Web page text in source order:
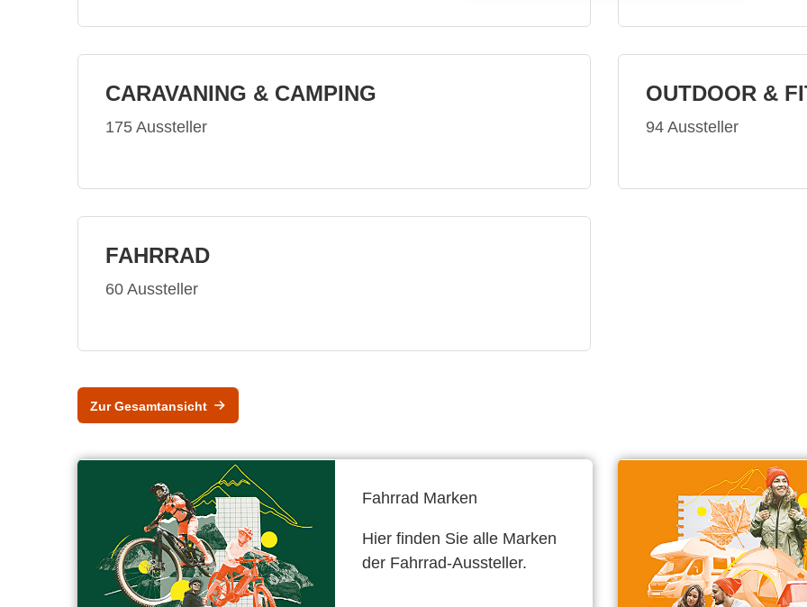
CARAVANING & CAMPING
175 Aussteller
FAHRRAD
60 Aussteller
OUTDOOR &
94 Aussteller
Zur Gesamtansicht
Fahrrad Marken
Hier finden Sie alle Marken
der Fahrrad-Aussteller.